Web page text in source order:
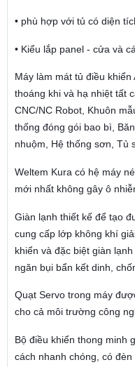
• phù hợp với tủ có diện
• Kiểu lắp panel - cửa và
Máy làm mát tủ điều
thoáng khi và hạ nhiệt tất
CNC/NC Robot, Khuôn
thống đóng gói bao bì,
nhuộm, Hệ thống sơn, Tủ
Weltem Kura có hệ máy
mới nhất không gây ô
Giàn lạnh thiết kế để tạo
cung cấp lớp không khí
khiển và đặc biệt giàn
ngăn bụi bẩn kết dinh,
Quạt Servo trong máy
cho cả môi trường công
Bộ điều khiển thong minh
cách nhanh chóng, có